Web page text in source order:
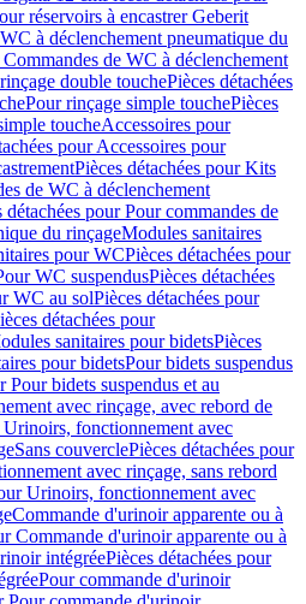
réservoirs à encastrer Geberit
à déclenchement pneumatique du
de WC à déclenchement
double touchePièces détachées
Pour rinçage simple touchePièces
toucheAccessoires pour
pour Accessoires pour
Pièces détachées pour Kits
de WC à déclenchement
détachées pour Pour commandes de
du rinçageModules sanitaires
pour WCPièces détachées pour
WC suspendusPièces détachées
WC au solPièces détachées pour
détachées pour
sanitaires pour bidetsPièces
pour bidetsPour bidets suspendus
Pour bidets suspendus et au
avec rinçage, avec rebord de
Urinoirs, fonctionnement avec
Sans couverclePièces détachées pour
avec rinçage, sans rebord
Urinoirs, fonctionnement avec
Commande d'urinoir apparente ou à
Commande d'urinoir apparente ou à
intégréePièces détachées pour
Pour commande d'urinoir